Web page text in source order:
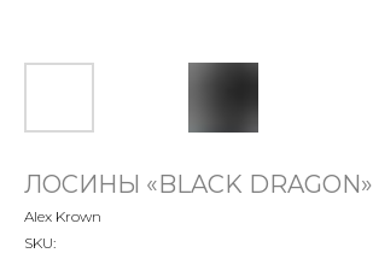
ЛОСИНЫ «BLACK DRAGON»
Alex Krown
SKU: